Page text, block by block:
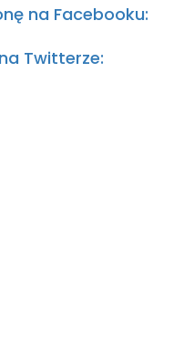
na Facebooku:
Twitterze: